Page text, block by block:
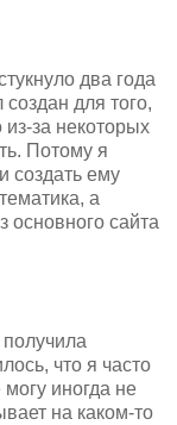
два года
для того,
за некоторых
Потому я
создать ему
а
основного сайта
что я часто
иногда не
на каком-то